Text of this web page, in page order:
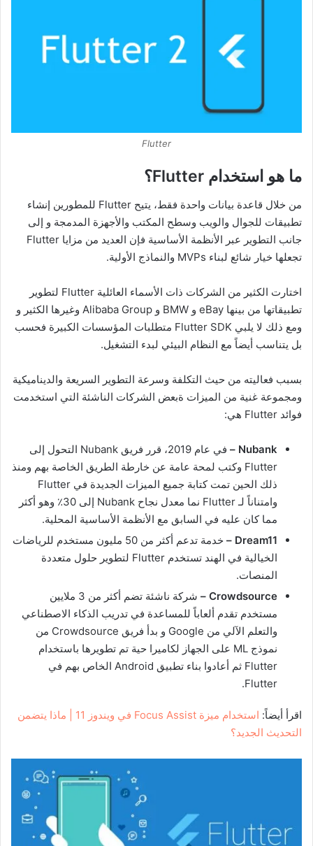
Flutter
ما هو استخدام Flutter؟
من خلال قاعدة بيانات واحدة فقط، يتيح Flutter للمطورين إنشاء
تطبيقات للجوال والويب وسطح المكتب والأجهزة المدمجة و إلى
جانب التطوير عبر الأنظمة الأساسية فإن العديد من مزايا Flutter
تجعلها خيار شائع لبناء MVPs والنماذج الأولية.
اختارت الكثير من الشركات ذات الأسماء العائلية Flutter لتطوير
تطبيقاتها من بينها eBay و BMW و Alibaba Group وغيرها الكثير و
ومع ذلك لا يلبي Flutter SDK متطلبات المؤسسات الكبيرة فحسب
بل يتناسب أيضاً مع النظام البيئي لبدء التشغيل.
بسبب فعاليته من حيث التكلفة وسرعة التطوير السريعة والديناميكية
ومجموعة غنية من الميزات ةبعض الشركات الناشئة التي استخدمت
فوائد Flutter هي:
Nubank –
في عام 2019، قرر فريق Nubank التحول إلى
Flutter وكتب لمحة عامة عن خارطة الطريق الخاصة بهم ومنذ
ذلك الحين تمت كتابة جميع الميزات الجديدة في Flutter
وامتناناً لـ Flutter نما معدل نجاح Nubank إلى 30٪ وهو أكثر
مما كان عليه في السابق مع الأنظمة الأساسية المحلية.
Dream11 –
خدمة تدعم أكثر من 50 مليون مستخدم للرياضات
الخيالية في الهند تستخدم Flutter لتطوير حلول متعددة
المنصات.
Crowdsource –
شركة ناشئة تضم أكثر من 3 ملايين
مستخدم تقدم ألعاباً للمساعدة في تدريب الذكاء الاصطناعي
والتعلم الآلي من Google و بدأ فريق Crowdsource من
نموذج ML على الجهاز لكاميرا حية تم تطويرها باستخدام
Flutter ثم أعادوا بناء تطبيق Android الخاص بهم في
Flutter.
اقرأ أيضاً:
استخدام ميزة Focus Assist في ويندوز 11 | ماذا يتضمن
التحديث الجديد؟